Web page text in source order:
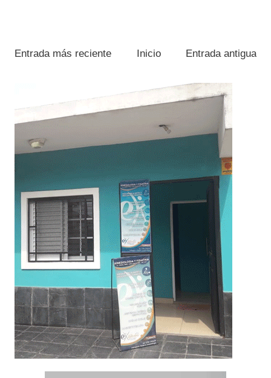
Entrada más reciente Entrada antigua
Inicio